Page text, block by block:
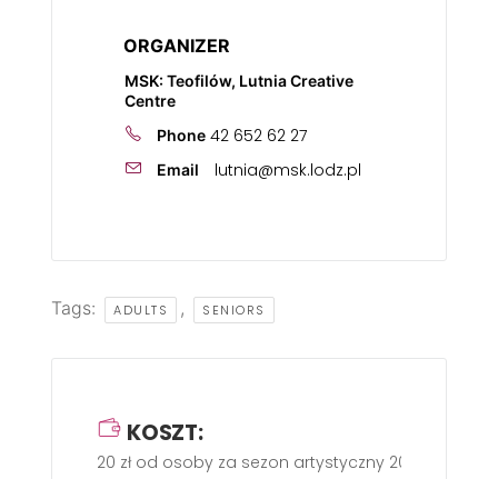
ORGANIZER
MSK: Teofilów, Lutnia Creative
Centre
Phone 42 652 62 27
Email lutnia@msk.lodz.pl
Tags: ADULTS , SENIORS
KOSZT:
20 zł od osoby za sezon artystyczny 2025/2026